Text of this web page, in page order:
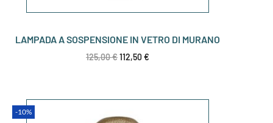
LAMPADA A SOSPENSIONE IN VETRO DI MURANO
125,00€112,50€
-10%